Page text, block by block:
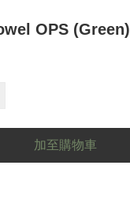
OPS (Green)
加至購物車